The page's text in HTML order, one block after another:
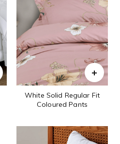
White Solid Regular Fit
Coloured Pants